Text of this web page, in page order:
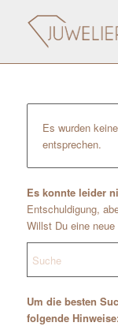
Es wurden
entsprechen.
Es konnte leider
Entschuldigung,
Willst Du eine
Um die besten
folgende Hinweise: